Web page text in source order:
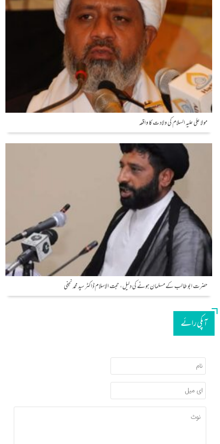
مولا علی علیہ السلام کی ولادت کا واقعہ
حضرت ابو طالب کے مسلمان ہونے کی دلیل، حجت الاسلام ڈاکٹر سید محمد نجفی
آپکی رائے